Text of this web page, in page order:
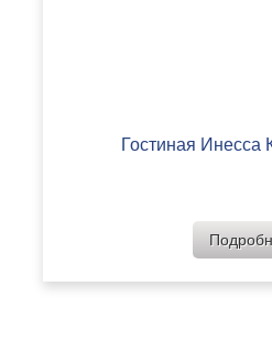
Гостиная Инесса